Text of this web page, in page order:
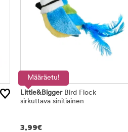
Määräetu!
Little&BiggerBird Flock
sirkuttava sinitiainen
3,99€